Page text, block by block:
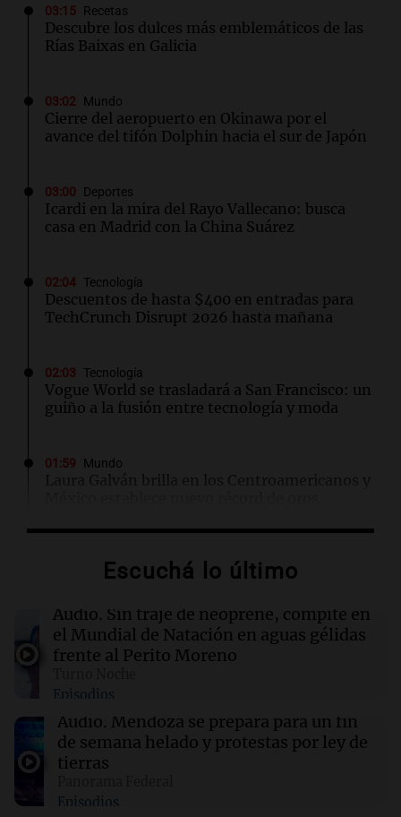
03:15 Recetas
Descubre los dulces más emblemáticos de las
Rías Baixas en Galicia
03:02 Mundo
Cierre del aeropuerto en Okinawa por el
avance del tifón Dolphin hacia el sur de Japón
03:00 Deportes
Icardi en la mira del Rayo Vallecano: busca
casa en Madrid con la China Suárez
02:04 Tecnología
Descuentos de hasta $400 en entradas para
TechCrunch Disrupt 2026 hasta mañana
02:03 Tecnología
Vogue World se trasladará a San Francisco: un
guiño a la fusión entre tecnología y moda
01:59 Mundo
Laura Galván brilla en los Centroamericanos y
La fertilización podría depender del trabajo en
estudio
01:24 Mundo
varios heridos tras el ataque
01:09 Mundo
La transformación de Hanói: modernización
Escuchá lo último
Audio. Sin traje de neoprene, compite en
el Mundial de Natación en aguas gélidas
frente al Perito Moreno
Episodios
Audio. Mendoza se prepara para un fin
de semana helado y protestas por ley de
tierras
Episodios